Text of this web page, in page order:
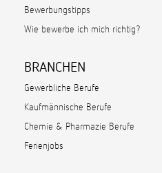
Bewerbungstipps
Wie bewerbe ich mich richtig?
BRANCHEN
Gewerbliche Berufe
Kaufmännische Berufe
Chemie & Pharmazie Berufe
Ferienjobs